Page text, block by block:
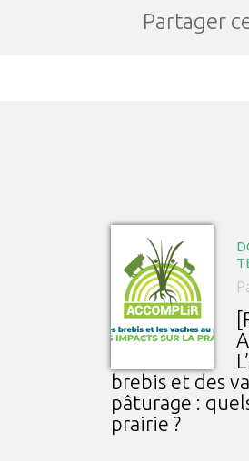
Partager
brebis et des
pâturage :
prairie ?